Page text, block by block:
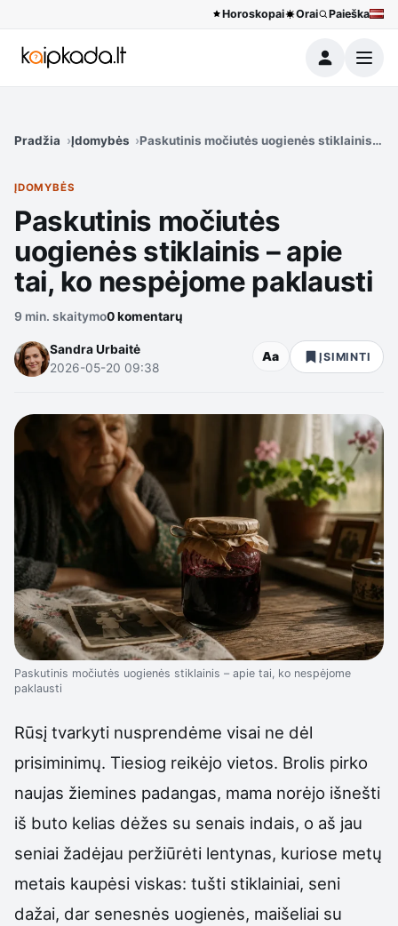
Horoskopai Orai Paieška
Meniu
Pradžia Įdomybės Paskutinis močiutės uogienės stiklainis –
ĮDOMYBĖS
Paskutinis močiutės
uogienės stiklainis – apie
tai, ko nespėjome paklausti
9 min. skaitymo0 komentarų
Sandra Urbaitė
2026-05-20 09:38
Aa ĮSIMINTI
Paskutinis močiutės uogienės stiklainis – apie tai, ko nespėjome
paklausti
Rūsį tvarkyti nusprendėme visai ne dėl
prisiminimų. Tiesiog reikėjo vietos. Brolis pirko
naujas žiemines padangas, mama norėjo išnešti
iš buto kelias dėžes su senais indais, o aš jau
seniai žadėjau peržiūrėti lentynas, kuriose metų
metais kaupėsi viskas: tušti stiklainiai, seni
dažai, dar senesnės uogienės, maišeliai su